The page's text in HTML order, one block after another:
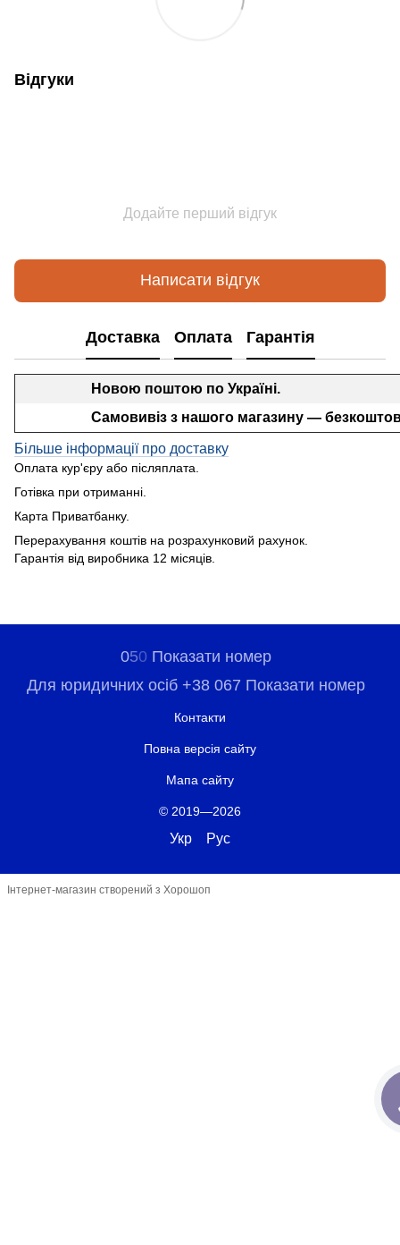
Відгуки
Додайте перший відгук
Написати відгук
Доставка Оплата Гарантія
Новою поштою по Україні.
Самовивіз з нашого магазину —
Більше інформації про доставку
Оплата кур'єру або післяплата.
Готівка при отриманні.
Карта Приватбанку.
Перерахування коштів на розрахунковий рахунок.
Гарантія від виробника 12 місяців.
050 Показати номер
Для юридичних осіб +38 067 Показати номер
Контакти
Повна версія сайту
Мапа сайту
© 2019—2026
Укр Рус
Інтернет-магазин створений з Хорошоп